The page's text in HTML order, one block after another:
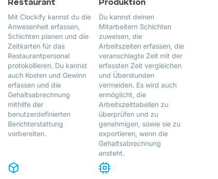
Restaurant
Mit Clockify kannst du die
Anwesenheit erfassen,
Schichten planen und die
Zeitkarten für das
Restaurantpersonal
protokollieren. Du kannst
auch Kosten und Gewinn
erfassen und die
Gehaltsabrechnung
mithilfe der
benutzerdefinierten
Berichterstattung
vorbereiten.
Produktion
Du kannst deinen
Mitarbeitern Schichten
zuweisen, die
Arbeitszeiten erfassen, die
veranschlagte Zeit mit der
erfassten Zeit vergleichen
und Überstunden
vermeiden. Es wird auch
ermöglicht, die
Arbeitszeittabellen zu
überprüfen und zu
genehmigen, sowie sie zu
exportieren, wenn die
Gehaltsabrechnung
ansteht.